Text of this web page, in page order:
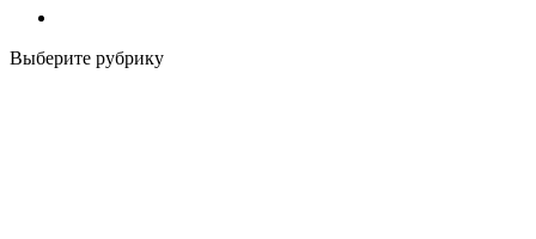
Выберите рубрику